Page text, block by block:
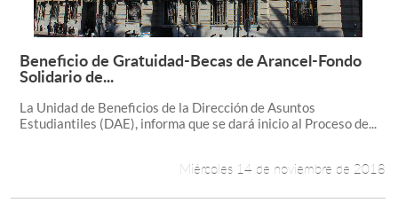
Leer más +
Beneficio de Gratuidad-Becas de Arancel-Fondo
Solidario de...
La Unidad de Beneficios de la Dirección de Asuntos
Estudiantiles (DAE), informa que se dará inicio al Proceso de...
Miércoles 14 de noviembre de 2018